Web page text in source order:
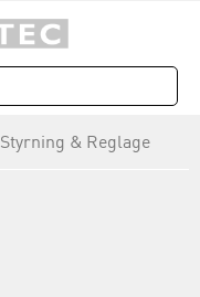
Styrning & Reglage